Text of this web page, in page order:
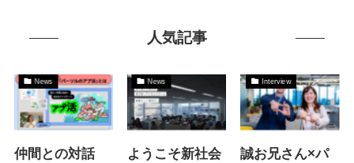
人気記事
News
仲間との対話
News
ようこそ新社会
Interview
誠お兄さん×パ